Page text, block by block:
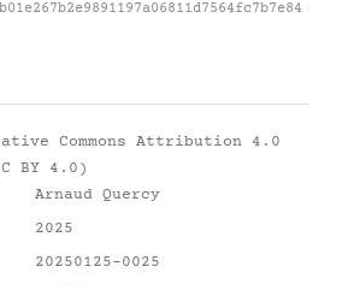
Commons Attribution 4.0
BY 4.0)
Arnaud Quercy
2025
20250125-0025